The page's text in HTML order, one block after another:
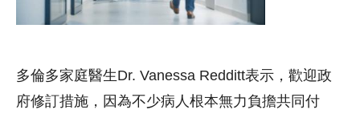
多倫多家庭醫生Dr. Vanessa Redditt表示，歡迎政
府修訂措施，因為不少病人根本無力負擔共同付